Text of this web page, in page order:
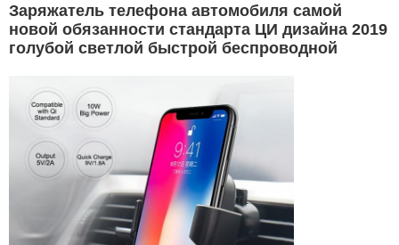
Заряжатель телефона автомобиля самой
новой обязанности стандарта ЦИ дизайна 2019
голубой светлой быстрой беспроводной